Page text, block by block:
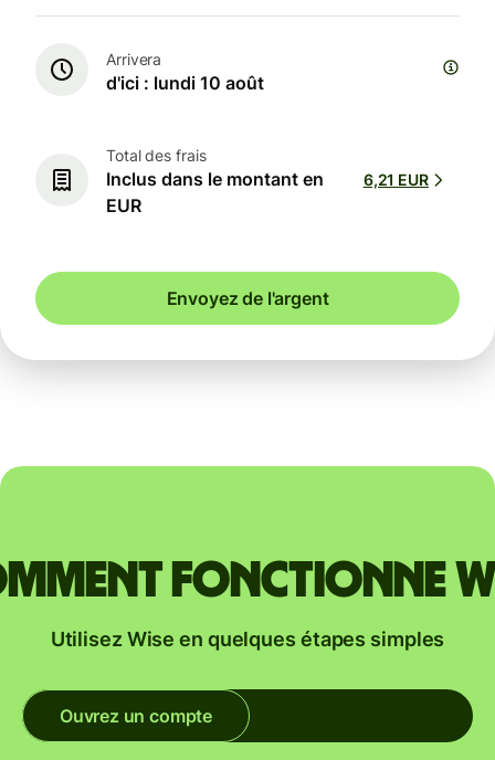
Arrivera
d'ici : lundi 10 août
Total des frais
Inclus dans le montant en
EUR
6,21 EUR
Envoyez de l'argent
fonctionne
Utilisez Wise en quelques étapes simples
Ouvrez un compte